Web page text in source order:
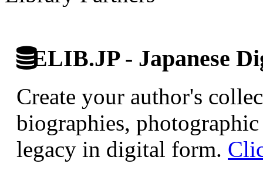
ELIB.JP - Japanese
Create your author's
biographies,
legacy in digital form.